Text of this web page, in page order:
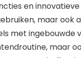
en
maar ook
met
maar